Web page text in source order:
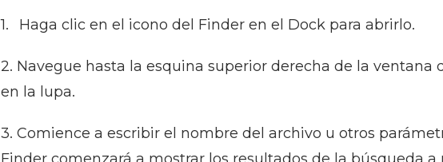
Haga clic en el icono del Finder en el Dock para abrirlo.
2. Navegue hasta la esquina superior derecha de la ventana
en la lupa.
3. Comience a escribir el nombre del archivo u otros